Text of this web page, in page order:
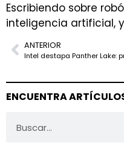
Escribiendo sobre
inteligencia artificial,
ANTERIOR
ENCUENTRA